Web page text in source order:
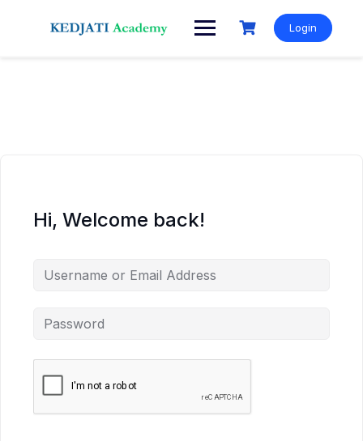
Login
Hi, Welcome back!